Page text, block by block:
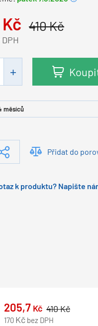
410Kč
Kč
měsíců
Přidat do
k produktu? Napište
205,7 Kč 410Kč
170 Kč bez DPH